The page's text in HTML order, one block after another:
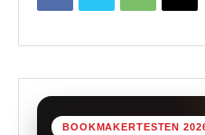
BOOKMAKERTESTEN